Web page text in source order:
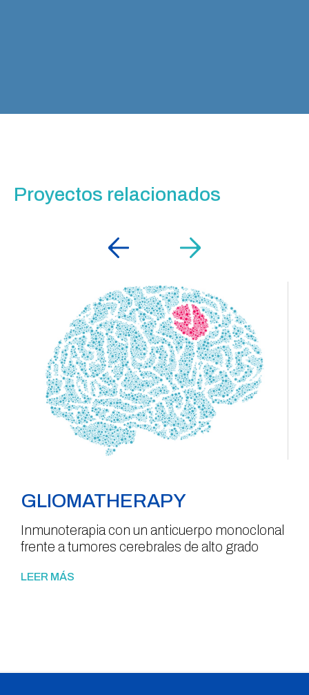
Proyectos relacionados
GLIOMATHERAPY
Inmunoterapia con un anticuerpo monoclonal
frente a tumores cerebrales de alto grado
LEER MÁS